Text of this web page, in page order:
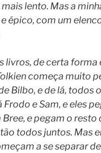
lento. Mas a
épico, com um
livros, de certa forma
começa muito
Bilbo, e de lá, todos
e Sam, e eles
e pegam o resto
todos juntos. Mas
a se separar